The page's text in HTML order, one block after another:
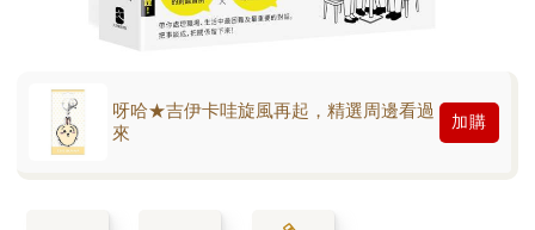
呀哈★吉伊卡哇旋風再起，精選周邊看過
來
加購